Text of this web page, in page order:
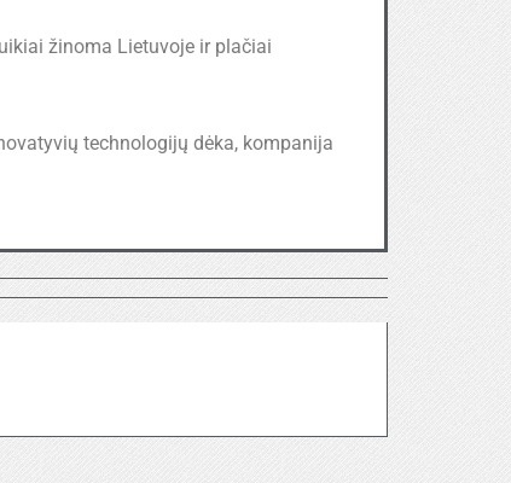
žinoma Lietuvoje ir plačiai
technologijų dėka, kompanija